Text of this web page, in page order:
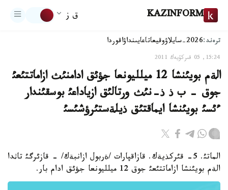
KAZINFORM ق ز
ترەند:2026-سايلاۋ وقيعاتاعايىنداۋاقوردا
15:24, 05 قىركۇيەك 2011
الةم بويئنشا 12 ميلليونعا جؤئق ادامنئث ازاماتتئعئ
جوق - ب ذ ذ-نئث ورتالئق ازياداعئ بوسقئندار
ءئسئ بويئنشا ايماقتئق ذيلةستئرؤشئسئ
الماتئ. 5- قئركذيةك. قازاقپارات /ةربول ازانبةك/ - قازئرگئ تاثدا
الةم بويئنشا ازاماتتئعئ جوق 12 ميلليونعا جؤئق ادام بار.